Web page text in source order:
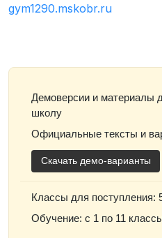
gym1290.mskobr.ru
Демоверсии и материалы
школу
Официальные тексты и
Скачать демо-варианты
Классы для поступления:
Обучение: с 1 по 11